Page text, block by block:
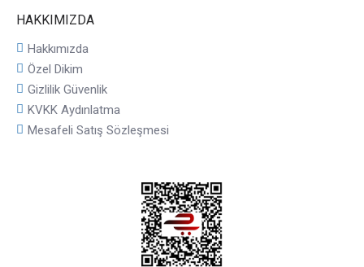
HAKKIMIZDA
Hakkımızda
Özel Dikim
Gizlilik Güvenlik
KVKK Aydınlatma
Mesafeli Satış Sözleşmesi